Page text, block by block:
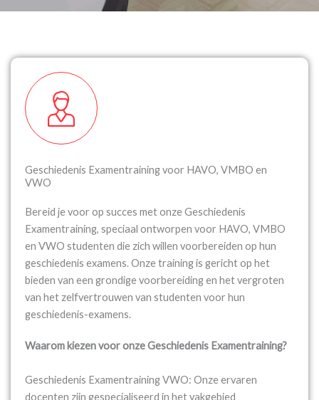
Geschiedenis Examentraining voor HAVO, VMBO en
VWO
Bereid je voor op succes met onze Geschiedenis
Examentraining, speciaal ontworpen voor HAVO, VMBO
en VWO studenten die zich willen voorbereiden op hun
geschiedenis examens. Onze training is gericht op het
bieden van een grondige voorbereiding en het vergroten
van het zelfvertrouwen van studenten voor hun
geschiedenis-examens.
Waarom kiezen voor onze Geschiedenis Examentraining?
Geschiedenis Examentraining VWO: Onze ervaren
docenten zijn gespecialiseerd in het vakgebied